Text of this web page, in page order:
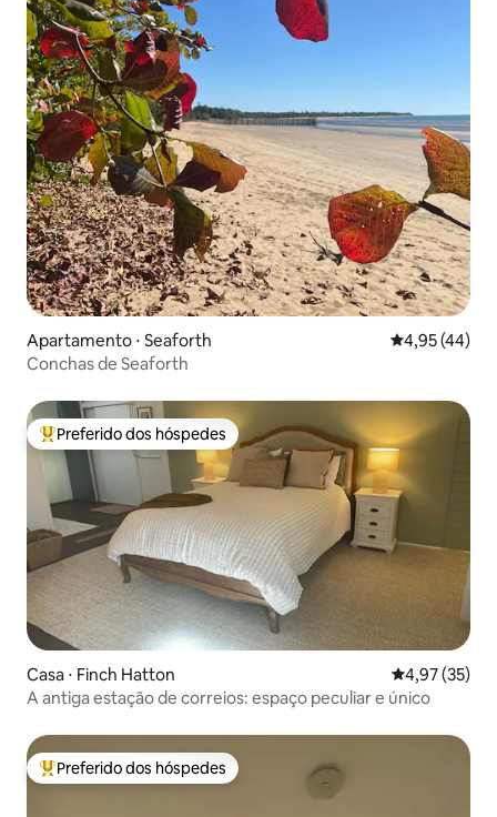
Apartamento ⋅ Seaforth 4,95 de uma
4,95 (44)
Conchas de Seaforth
Entre os melhores preferidos dos hóspedes
Preferido dos hóspedes
Casa ⋅ Finch Hatton 4,97 de uma
4,97 (35)
A antiga estação de correios: espaço peculiar e único
Entre os melhores preferidos dos hóspedes
Preferido dos hóspedes